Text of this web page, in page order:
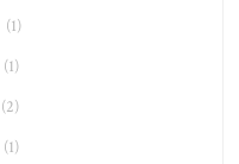
(1)
(1)
(2)
(1)